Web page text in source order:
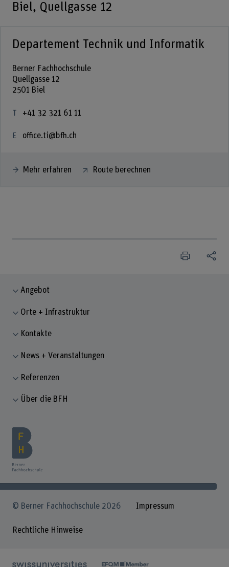
Biel, Quellgasse 12
Departement Technik und Informatik
Berner Fachhochschule
Quellgasse 12
2501 Biel
+41 32 321 61 11
office.ti@bfh.ch
Mehr erfahren Route berechnen
Angebot
Orte + Infrastruktur
Kontakte
News + Veranstaltungen
Referenzen
Über die BFH
© Berner Fachhochschule 2026 Impressum
Rechtliche Hinweise